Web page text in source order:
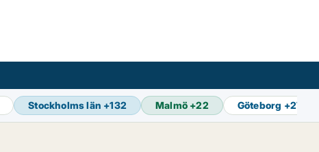
Stockholms län +132 Malmö +22 Göteborg +27